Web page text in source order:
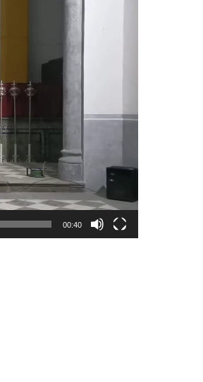
00:40